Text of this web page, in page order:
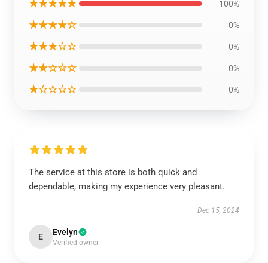
★★★★★ 100%
★★★★☆ 0%
★★★☆☆ 0%
★★☆☆☆ 0%
★☆☆☆☆ 0%
The service at this store is both quick and
dependable, making my experience very pleasant.
Dec 15, 2024
E Evelyn
Verified owner